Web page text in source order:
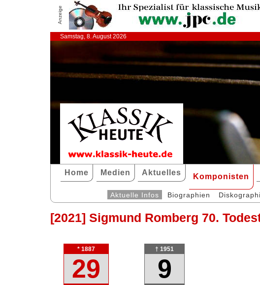
Anzeige
Samstag, 8. August 2026
Home Medien Aktuelles Komponisten
Aktuelle Infos Biographien
[2021] Sigmund Romberg 70.
* 1887
29
† 1951
9